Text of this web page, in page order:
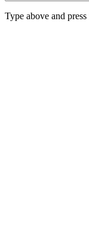
Type above and press